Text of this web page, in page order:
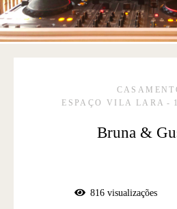
ESPAÇO VILA LARA
Bruna &
816visualizações